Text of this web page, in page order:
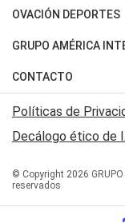
Política
Judiciales
Economia
Horóscopo
Motores
Trucos caseros
Series y Películas
Edictos y Solicitadas
OVACIÓN DEPORTES
Fútbol
Mundial
Automovilismo
Rugby
Tenis
Básquet
GRUPO AMÉRICA
Canal 7 en Vivo
San Juan 8
CONTACTO
Acerca de Nosotros
Contactanos
Políticas de
Decálogo ético de
© Copyright 2026
reservados